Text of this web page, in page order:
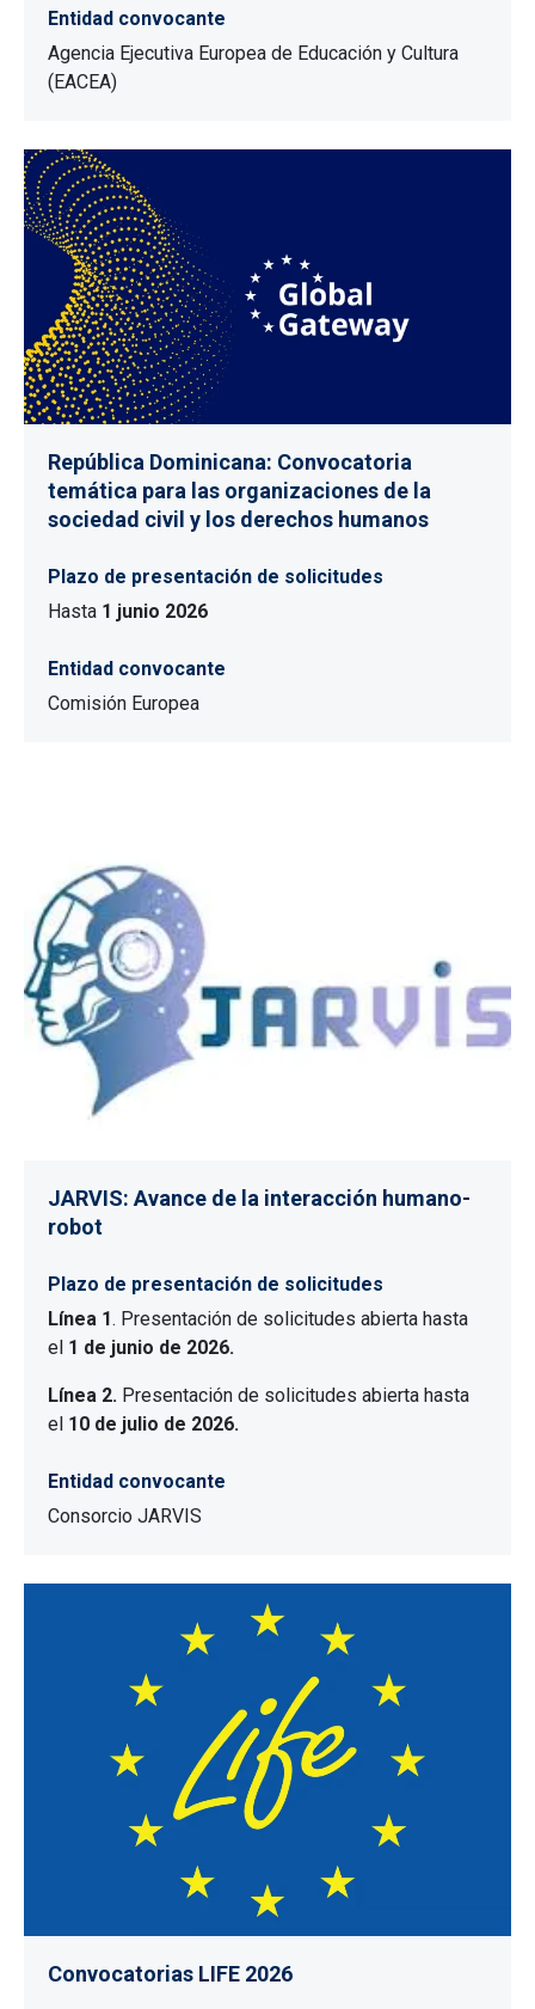
Entidad convocante
Agencia Ejecutiva Europea de Educación y Cultura
(EACEA)
República Dominicana: Convocatoria
temática para las organizaciones de la
sociedad civil y los derechos humanos
Plazo de presentación de solicitudes
Hasta 1 junio 2026
Entidad convocante
Comisión Europea
JARVIS: Avance de la interacción humano-
robot
Plazo de presentación de solicitudes
Línea 1. Presentación de solicitudes abierta hasta
el 1 de junio de 2026.
Línea 2. Presentación de solicitudes abierta hasta
el 10 de julio de 2026.
Entidad convocante
Consorcio JARVIS
Convocatorias LIFE 2026